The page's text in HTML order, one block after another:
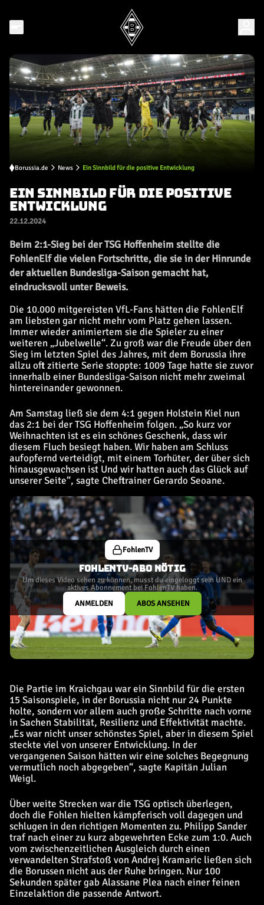
Borussia.de News Ein Sinnbild für die positive Entwicklung
EIN SINNBILD FÜR DIE POSITIVE
ENTWICKLUNG
22.12.2024
Beim 2:1-Sieg bei der TSG Hoffenheim stellte die
FohlenElf die vielen Fortschritte, die sie in der Hinrunde
der aktuellen Bundesliga-Saison gemacht hat,
eindrucksvoll unter Beweis.
Die 10.000 mitgereisten VfL-Fans hätten die FohlenElf
am liebsten gar nicht mehr vom Platz gehen lassen.
Immer wieder animiertem sie die Spieler zu einer
weiteren „Jubelwelle“. Zu groß war die Freude über den
Sieg im letzten Spiel des Jahres, mit dem Borussia ihre
allzu oft zitierte Serie stoppte: 1009 Tage hatte sie zuvor
innerhalb einer Bundesliga-Saison nicht mehr zweimal
hintereinander gewonnen.
Am Samstag ließ sie dem 4:1 gegen Holstein Kiel nun
das 2:1 bei der TSG Hoffenheim folgen. „So kurz vor
Weihnachten ist es ein schönes Geschenk, dass wir
diesem Fluch besiegt haben. Wir haben am Schluss
aufopfernd verteidigt, mit einem Torhüter, der über sich
hinausgewachsen ist Und wir hatten auch das Glück auf
unserer Seite“, sagte Cheftrainer Gerardo Seoane.
FohlenTV
FOHLENTV-ABO NÖTIG
Um dieses Video sehen zu können, musst du eingeloggt sein UND ein
aktives Abonnement bei FohlenTV haben.
ANMELDEN
ABOS ANSEHEN
Die Partie im Kraichgau war ein Sinnbild für die ersten
15 Saisonspiele, in der Borussia nicht nur 24 Punkte
holte, sondern vor allem auch große Schritte nach vorne
in Sachen Stabilität, Resilienz und Effektivität machte.
„Es war nicht unser schönstes Spiel, aber in diesem Spiel
steckte viel von unserer Entwicklung. In der
vergangenen Saison hätten wir eine solches Begegnung
vermutlich noch abgegeben“, sagte Kapitän Julian
Weigl.
Über weite Strecken war die TSG optisch überlegen,
doch die Fohlen hielten kämpferisch voll dagegen und
schlugen in den richtigen Momenten zu. Philipp Sander
traf nach einer zu kurz abgewehrten Ecke zum 1:0. Auch
vom zwischenzeitlichen Ausgleich durch einen
verwandelten Strafstoß von Andrej Kramaric ließen sich
die Borussen nicht aus der Ruhe bringen. Nur 100
Sekunden später gab Alassane Plea nach einer feinen
Einzelaktion die passende Antwort.